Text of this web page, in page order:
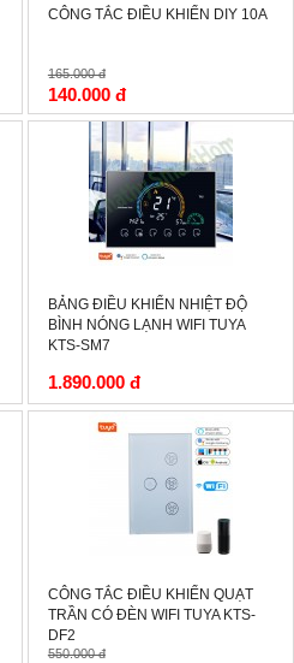
CÔNG TẮC ĐIỀU KHIỂN DIY 10A
165.000 đ
140.000 đ
BẢNG ĐIỀU KHIỂN NHIỆT ĐỘ
BÌNH NÓNG LẠNH WIFI TUYA
KTS-SM7
1.890.000 đ
CÔNG TẮC ĐIỀU KHIỂN QUẠT
TRẦN CÓ ĐÈN WIFI TUYA KTS-
DF2
550.000 đ